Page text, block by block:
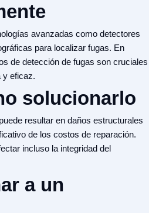
avanzadas como detectores
para localizar fugas. En
de detección de fugas son cruciales
y eficaz.
solucionarlo
resultar en daños estructurales
de los costos de reparación.
incluso la integridad del
a un